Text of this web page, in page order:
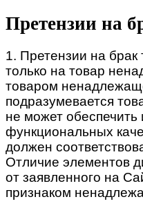
Претензии на
1. Претензии на
только на товар
товаром
подразумевается
не может обеспечить
функциональных
должен
Отличие элементов
от заявленного на
признаком